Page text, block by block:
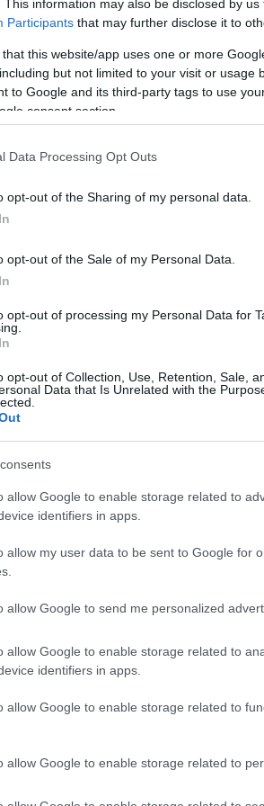
This information may also be disclosed by
Participants that may further disclose it to
that this website/app uses one or more
but not limited to your visit or usage
to Google and its third-party tags to use
consent section.
Data Processing Opt Outs
opt-out of the Sharing of my personal data.
opt-out of the Sale of my Personal Data.
opt-out of processing my Personal Data for
opt-out of Collection, Use, Retention, Sale,
Data that Is Unrelated with the
allow Google to enable storage related to
identifiers in apps.
allow my user data to be sent to Google for
allow Google to send me personalized
allow Google to enable storage related to
identifiers in apps.
allow Google to enable storage related to
allow Google to enable storage related to
a büntetését töltve segít az ott
Kizlinger Lillával, aki a lányt játszotta,
amikor például beállítják a
a kívánt állapotot, amíg sor kerül
és énekeltünk. Rengetegszer
empátia, alkalmazkodókészség
2005-ben gyerekként a Sorstalanság
volt az operatőrünk. Nagyon jó volt